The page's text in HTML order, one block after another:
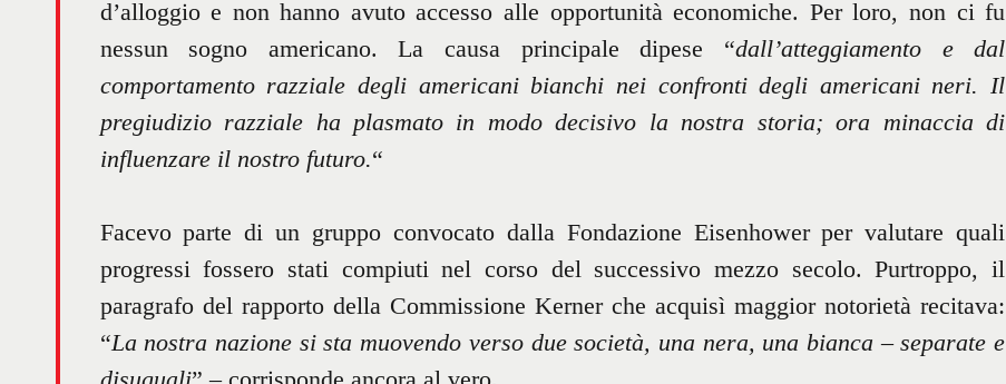
d’alloggio e non hanno avuto accesso alle opportunità economiche. Per loro, non ci fu
nessun sogno americano. La causa principale dipese “dall’atteggiamento e dal
comportamento razziale degli americani bianchi nei confronti degli americani neri. Il
pregiudizio razziale ha plasmato in modo decisivo la nostra storia; ora minaccia di
influenzare il nostro futuro.“
Facevo parte di un gruppo convocato dalla Fondazione Eisenhower per valutare quali
progressi fossero stati compiuti nel corso del successivo mezzo secolo. Purtroppo, il
paragrafo del rapporto della Commissione Kerner che acquisì maggior notorietà recitava:
“La nostra nazione si sta muovendo verso due società, una nera, una bianca – separate e